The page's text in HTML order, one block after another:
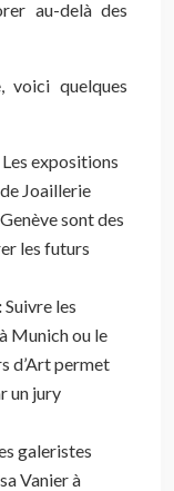
au-delà des
voici quelques
Les expositions
Joaillerie
sont des
les futurs
Suivre les
Munich ou le
d’Art permet
un jury
galeristes
Vanier à